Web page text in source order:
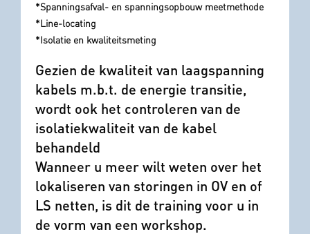
*Spanningsafval- en spanningsopbouw meetmethode
*Line-locating
*Isolatie en kwaliteitsmeting
Gezien de kwaliteit van laagspanning
kabels m.b.t. de energie transitie,
wordt ook het controleren van de
isolatiekwaliteit van de kabel
behandeld
Wanneer u meer wilt weten over het
lokaliseren van storingen in OV en of
LS netten, is dit de training voor u in
de vorm van een workshop.